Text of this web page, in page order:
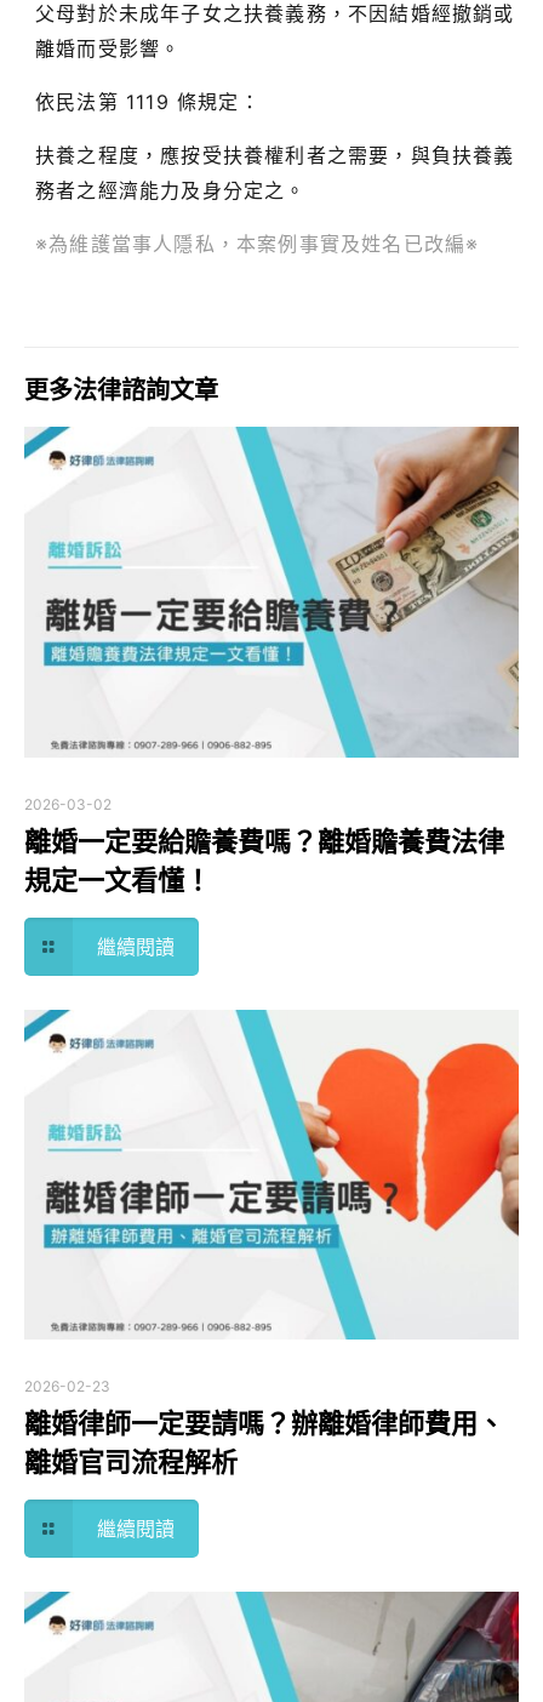
父母對於未成年子女之扶養義務，不因結婚經撤銷或
離婚而受影響。
依民法第 1119 條規定：
扶養之程度，應按受扶養權利者之需要，與負扶養義
務者之經濟能力及身分定之。
※為維護當事人隱私，本案例事實及姓名已改編※
更多法律諮詢文章
2026-03-02
離婚一定要給贍養費嗎？離婚贍養費法律
規定一文看懂！
繼續閱讀
2026-02-23
離婚律師一定要請嗎？辦離婚律師費用、
離婚官司流程解析
繼續閱讀